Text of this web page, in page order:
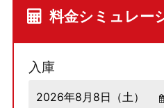
料金シミュレー
入庫